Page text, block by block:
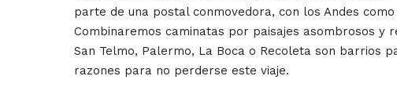
parte de una postal conmovedora, con los Andes
Combinaremos caminatas por paisajes asombrosos y
San Telmo, Palermo, La Boca o Recoleta son barrios
razones para no perderse este viaje.